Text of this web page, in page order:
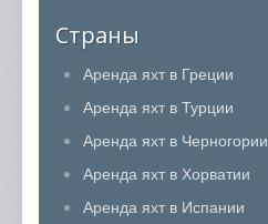
Страны
Аренда яхт в Греции
Аренда яхт в Турции
Аренда яхт в Черногории
Аренда яхт в Хорватии
Аренда яхт в Испании